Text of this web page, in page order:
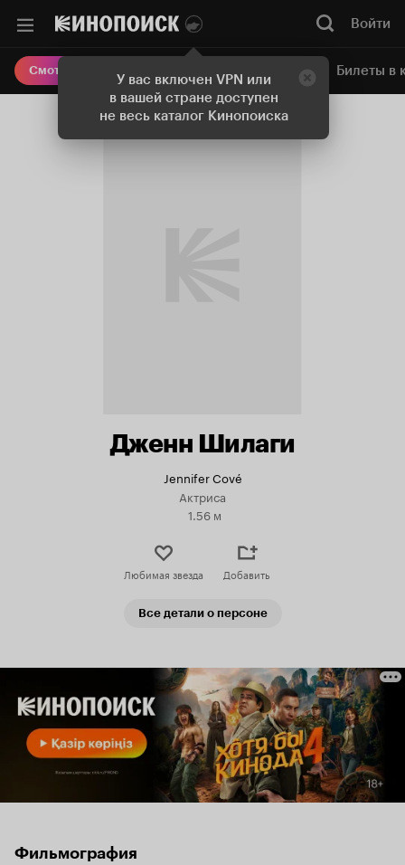
У вас включен VPN или
в вашей стране доступен
не весь каталог Кинопоиска
Войти
Смотреть кино Онлайн-кинотеатр Билеты в
Дженн Шилаги
Jennifer Cové
Актриса
1.56 м
Любимая звезда Добавить
Все детали о персоне
Фильмография